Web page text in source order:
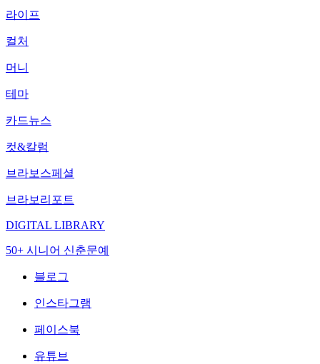
라이프
컬처
머니
테마
카드뉴스
컷&칼럼
브라보스페셜
브라보리포트
DIGITAL LIBRARY
50+ 시니어 신춘문예
블로그
인스타그램
페이스북
유튜브